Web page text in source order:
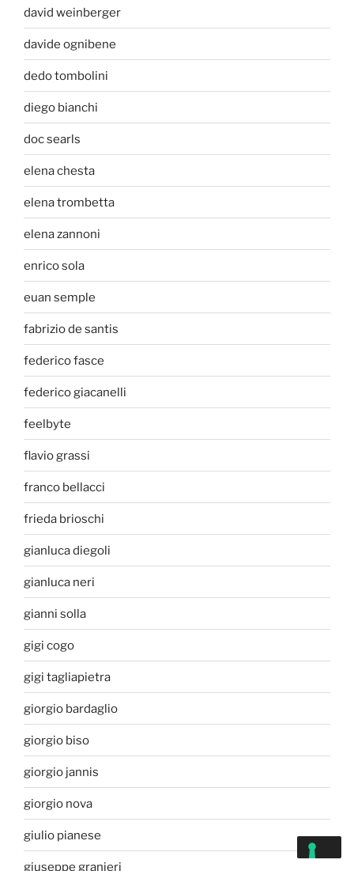
david weinberger
davide ognibene
dedo tombolini
diego bianchi
doc searls
elena chesta
elena trombetta
elena zannoni
enrico sola
euan semple
fabrizio de santis
federico fasce
federico giacanelli
feelbyte
flavio grassi
franco bellacci
frieda brioschi
gianluca diegoli
gianluca neri
gianni solla
gigi cogo
gigi tagliapietra
giorgio bardaglio
giorgio biso
giorgio jannis
giorgio nova
giulio pianese
giuseppe granieri